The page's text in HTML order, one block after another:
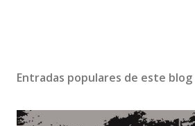
Entradas populares de este blog